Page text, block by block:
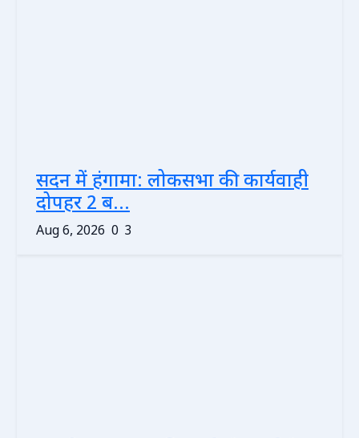
सदन में हंगामा: लोकसभा की कार्यवाही
दोपहर 2 ब...
Aug 6, 2026 0 3